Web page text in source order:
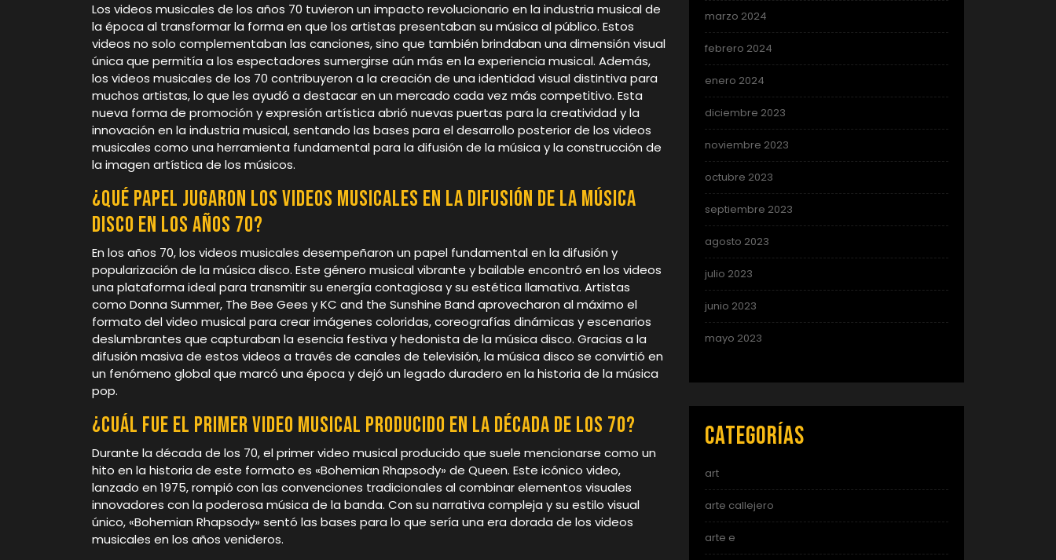
Los videos musicales de los años 70 tuvieron un impacto revolucionario en la industria musical de
la época al transformar la forma en que los artistas presentaban su música al público. Estos
videos no solo complementaban las canciones, sino que también brindaban una dimensión visual
única que permitía a los espectadores sumergirse aún más en la experiencia musical. Además,
los videos musicales de los 70 contribuyeron a la creación de una identidad visual distintiva para
muchos artistas, lo que les ayudó a destacar en un mercado cada vez más competitivo. Esta
nueva forma de promoción y expresión artística abrió nuevas puertas para la creatividad y la
innovación en la industria musical, sentando las bases para el desarrollo posterior de los videos
musicales como una herramienta fundamental para la difusión de la música y la construcción de
la imagen artística de los músicos.
¿Qué papel jugaron los videos musicales en la difusión de la música
disco en los años 70?
En los años 70, los videos musicales desempeñaron un papel fundamental en la difusión y
popularización de la música disco. Este género musical vibrante y bailable encontró en los videos
una plataforma ideal para transmitir su energía contagiosa y su estética llamativa. Artistas
como Donna Summer, The Bee Gees y KC and the Sunshine Band aprovecharon al máximo el
formato del video musical para crear imágenes coloridas, coreografías dinámicas y escenarios
deslumbrantes que capturaban la esencia festiva y hedonista de la música disco. Gracias a la
difusión masiva de estos videos a través de canales de televisión, la música disco se convirtió en
un fenómeno global que marcó una época y dejó un legado duradero en la historia de la música
pop.
¿Cuál fue el primer video musical producido en la década de los 70?
Durante la década de los 70, el primer video musical producido que suele mencionarse como un
hito en la historia de este formato es «Bohemian Rhapsody» de Queen. Este icónico video,
lanzado en 1975, rompió con las convenciones tradicionales al combinar elementos visuales
innovadores con la poderosa música de la banda. Con su narrativa compleja y su estilo visual
único, «Bohemian Rhapsody» sentó las bases para lo que sería una era dorada de los videos
musicales en los años venideros.
marzo 2024
febrero 2024
enero 2024
diciembre 2023
noviembre 2023
octubre 2023
septiembre 2023
agosto 2023
julio 2023
junio 2023
mayo 2023
Categorías
art
arte callejero
arte e